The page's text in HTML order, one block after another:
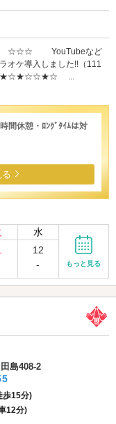
！ ☆☆☆ YouTubeなど
オケ導入しました!!（111
...
間休憩・ﾛﾝｸﾞﾀｲﾑは対
水
12
-
もっと見る
島408-2
歩15分)
12分)